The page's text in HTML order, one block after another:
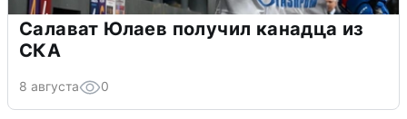
Салават Юлаев получил канадца из
СКА
8 августа 0